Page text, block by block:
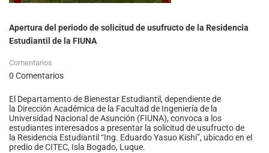
Apertura del periodo de solicitud de usufructo de la Residencia
Estudiantil de la FIUNA
Comentarios
0 Comentarios
El Departamento de Bienestar Estudiantil, dependiente de
la Dirección Académica de la Facultad de Ingeniería de la
Universidad Nacional de Asunción (FIUNA), convoca a los
estudiantes interesados a presentar la solicitud de usufructo de
la Residencia Estudiantil “Ing. Eduardo Yasuo Kishi”, ubicado en el
predio de CITEC, Isla Bogado, Luque.